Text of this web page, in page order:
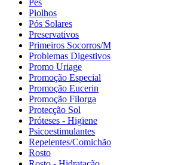
Pés
Piolhos
Pós Solares
Preservativos
Primeiros Socorros/M
Problemas Digestivos
Promo Uriage
Promoção Especial
Promoção Eucerin
Promoção Filorga
Protecção Sol
Próteses - Higiene
Psicoestimulantes
Repelentes/Comichão
Rosto